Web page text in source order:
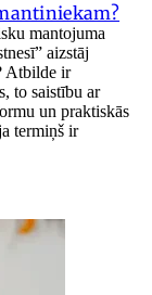
mantojuma
aizstāj
Atbilde ir
to saistību ar
un praktiskās
termiņš ir